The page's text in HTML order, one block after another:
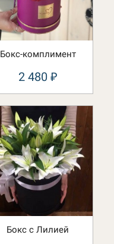
Бокс-комплимент
2 480 ₽
Бокс с Лилией